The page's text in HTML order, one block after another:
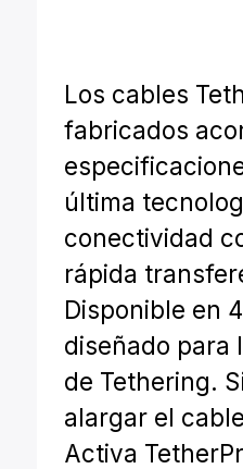
Los cables
fabricados
última
conectividad
rápida
Disponible en
diseñado para
de Tethering.
alargar el
Activa